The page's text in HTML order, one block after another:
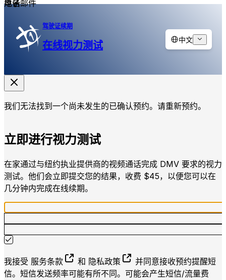
驾驶证续期
在线视力测试 中文
我们无法找到一个尚未发生的已确认预约。请重新预约。
立即进行视力测试
在家通过与纽约执业提供商的视频通话完成 DMV 要求的视力
测试。他们会立即提交您的结果，收费 $45，以便您可以在
几分钟内完成在线续期。
姓名
电子邮件
电话
我接受 服务条款 和 隐私政策
并同意接收预约提醒短
信。短信发送频率可能有所不同。可能会产生短信/流量费